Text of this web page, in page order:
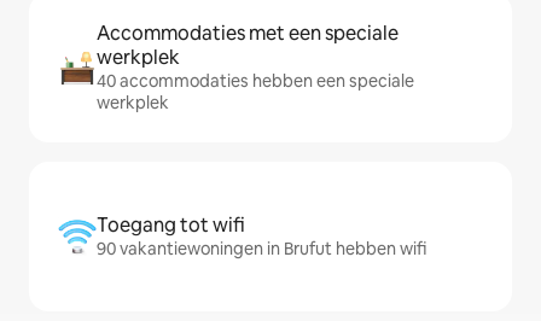
Accommodaties met een speciale
werkplek
40 accommodaties hebben een speciale
werkplek
Toegang tot wifi
90 vakantiewoningen in Brufut hebben wifi